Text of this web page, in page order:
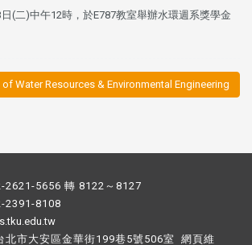
(二)中午12時，於E787教室舉辦水環週系獎學金
Water Resources & Environmental Engineering
2621-5656 轉 8122～8127
2391-8108
市大安區金華街199巷5號506室 網頁維